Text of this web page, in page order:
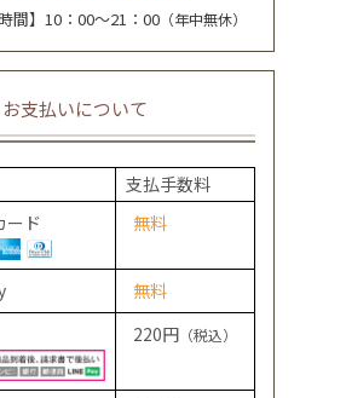
時間】10：00～21：00 （年中無休）
お支払いについて
支払手数料
ード
無料
無料
220円 （税込）